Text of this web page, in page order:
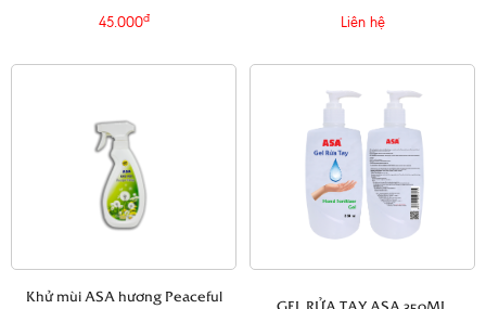
45.000đ Liên hệ
Khử mùi ASA hương Peaceful